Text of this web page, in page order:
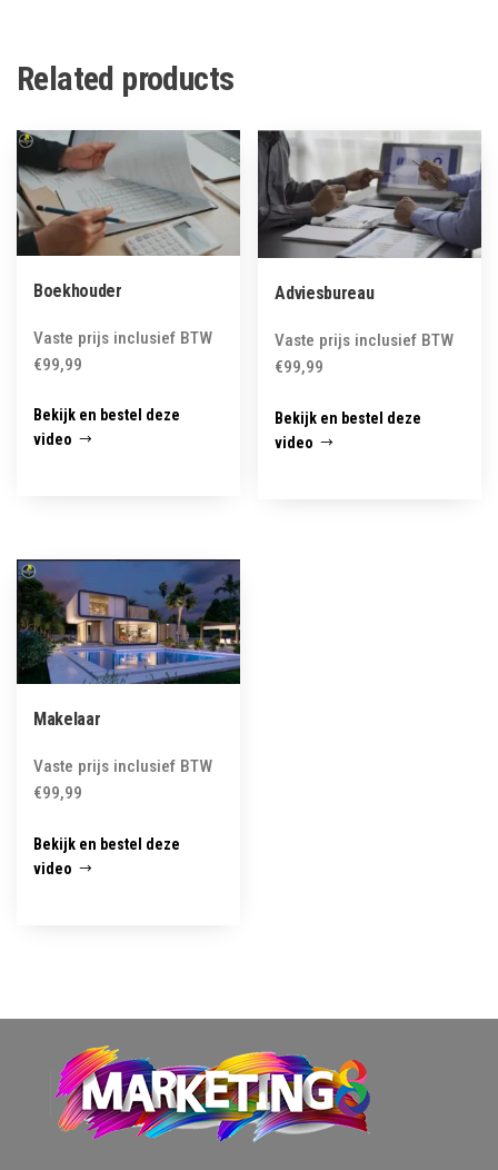
Related products
Boekhouder
Vaste prijs inclusief BTW
€99,99
Bekijk en bestel deze
video
Adviesbureau
Vaste prijs inclusief BTW
€99,99
Bekijk en bestel deze
video
Makelaar
Vaste prijs inclusief BTW
€99,99
Bekijk en bestel deze
video